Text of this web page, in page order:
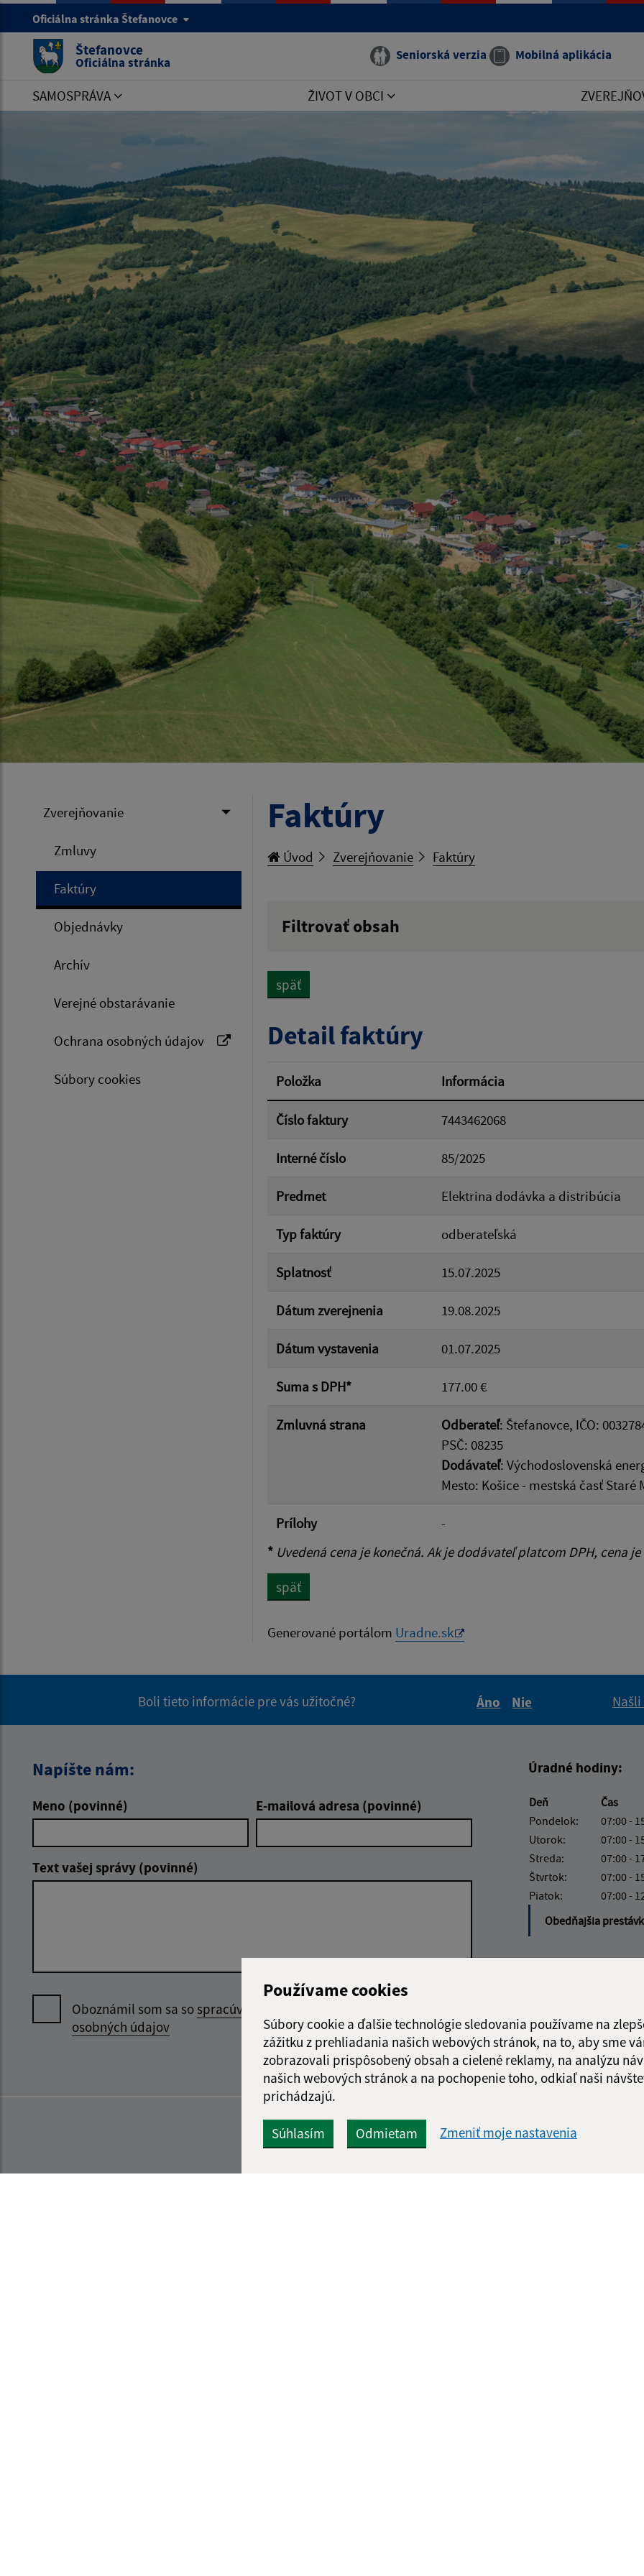
Používame cookies
Súbory cookie a ďalšie technológie sledovania používame na
zážitku z prehliadania našich webových stránok, na to, aby sme
zobrazovali prispôsobený obsah a cielené reklamy, na analýzu
našich webových stránok a na pochopenie toho, odkiaľ naši
prichádzajú.
Súhlasím Odmietam Zmeniť moje nastavenia
Oficiálna stránka Štefanovce
Štefanovce
Oficiálna stránka Seniorská verzia Mobilná aplikácia
SAMOSPRÁVA ŽIVOT V OBCI
Zverejňovanie
Zmluvy
Faktúry
Objednávky
Archív
Verejné obstarávanie
Ochrana osobných údajov
Súbory cookies
Faktúry
Úvod Zverejňovanie Faktúry
Filtrovať obsah
Suma od:
Filtrovať
späť
Detail faktúry
Položka Informácia
Číslo faktury 7443462068
Interné číslo 85/2025
Predmet Elektrina dodávka a distribúcia
Typ faktúry odberateľská
Splatnosť 15.07.2025
Dátum zverejnenia 19.08.2025
Dátum vystavenia 01.07.2025
Suma s DPH* 177.00 €
Zmluvná strana Odberateľ: Štefanovce, IČO:
PSČ: 08235
Dodávateľ: Východoslovenská
Mesto: Košice - mestská časť Staré
Prílohy
-
* Uvedená cena je konečná. Ak je dodávateľ platcom DPH, cena
späť
Generované portálom Uradne.sk
Boli tieto informácie pre vás užitočné?
Áno
Nie
Napíšte nám:
Meno (povinné) E-mailová adresa (povinné)
Text vašej správy (povinné)
Oboznámil som sa sospracúvaním
osobných údajov
Úradné hodiny:
Deň
Čas
Pondelok:
07:00 -
Utorok:
07:00 -
Streda:
07:00 -
Štvrtok:
07:00 -
Piatok:
07:00 -
Obedňajšia